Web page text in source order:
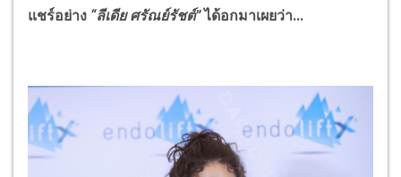
แชร์อย่าง “ลีเดีย ศรัณย์รัชต์”ได้อกมาเผยว่า...